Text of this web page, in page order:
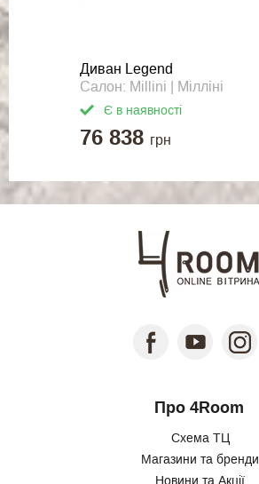
Диван Legend
Салон: Millini | Мілліні
Є в наявності
76 838 грн
Про 4Room
Схема ТЦ
Магазини та бренди
Новини та Акції